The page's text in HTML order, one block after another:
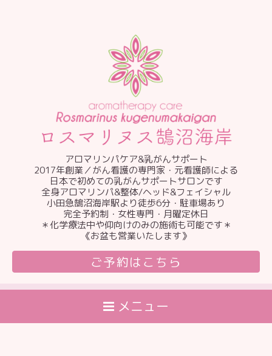
アロマリンパケア&乳がんサポート
2017年創業／がん看護の専門家・元看護師による
日本で初めての乳がんサポートサロンです
全身アロマリンパ&整体/ヘッド&フェイシャル
小田急鵠沼海岸駅より徒歩6分・駐車場あり
完全予約制・女性専門・月曜定休日
＊化学療法中や仰向けのみの施術も可能です＊
《お盆も営業いたします》
ご予約はこちら
メニュー